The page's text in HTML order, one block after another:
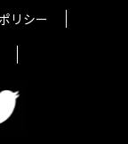
リシー